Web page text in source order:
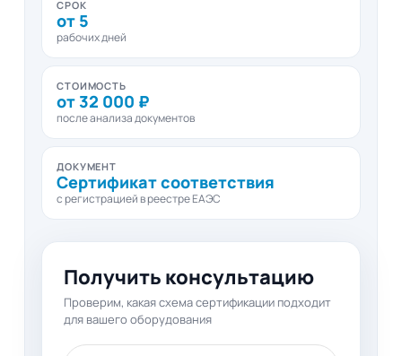
СРОК
от 5
рабочих дней
СТОИМОСТЬ
от 32 000 ₽
после анализа документов
ДОКУМЕНТ
Сертификат соответствия
с регистрацией в реестре ЕАЭС
Получить консультацию
Проверим, какая схема сертификации подходит
для вашего оборудования